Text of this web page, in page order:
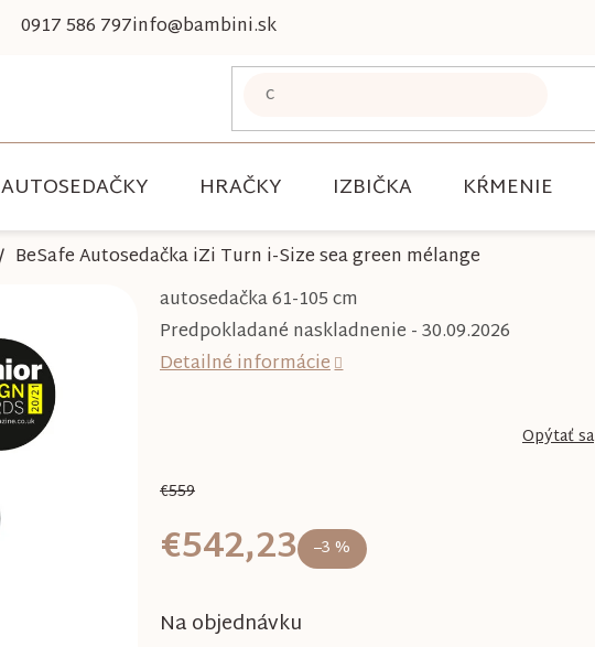
0917 586 797info@bambini.sk
AUTOSEDAČKY HRAČKY IZBIČKA KŔMENIE
BeSafe Autosedačka iZi Turn i-Size sea green mélange
€559
–3 %
€542,23
Na objednávku
autosedačka 61-105 cm
Predpokladané naskladnenie - 30.09.2026
Detailné informácie
Opýtať sa